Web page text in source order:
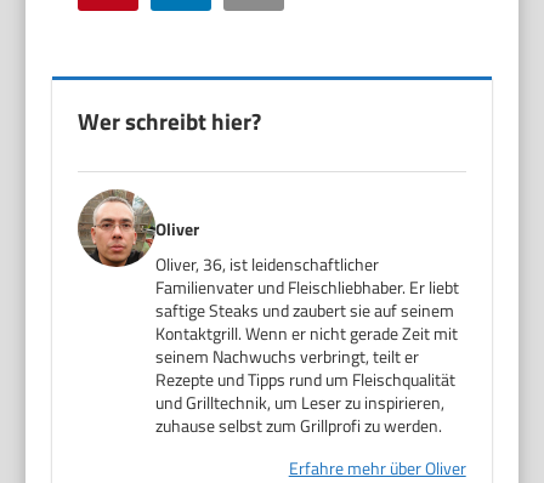
Wer schreibt hier?
Oliver
Oliver, 36, ist leidenschaftlicher
Familienvater und Fleischliebhaber. Er liebt
saftige Steaks und zaubert sie auf seinem
Kontaktgrill. Wenn er nicht gerade Zeit mit
seinem Nachwuchs verbringt, teilt er
Rezepte und Tipps rund um Fleischqualität
und Grilltechnik, um Leser zu inspirieren,
zuhause selbst zum Grillprofi zu werden.
Erfahre mehr über Oliver